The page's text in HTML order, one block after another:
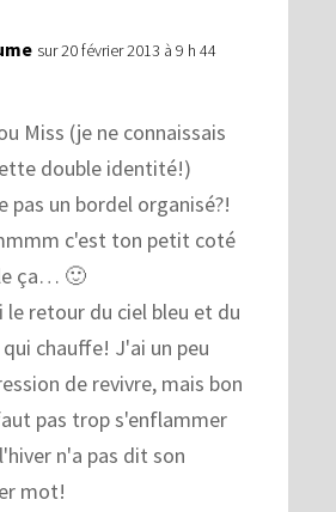
sur 20 février 2013 à 9 h 44
Miss (je ne connaissais
double identité!)
pas un bordel organisé?!
c'est ton petit coté
ça… 🙂
le retour du ciel bleu et du
chauffe! J'ai un peu
de revivre, mais bon
pas trop s'enflammer
n'a pas dit son
mot!